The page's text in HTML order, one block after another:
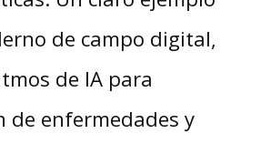
de campo digital,
de IA para
de enfermedades y